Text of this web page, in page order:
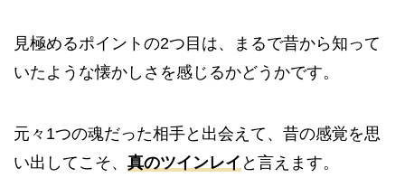
見極めるポイントの2つ目は、
まるで昔から知って
いたような懐かしさを感じるかどうかです。
元々1つの魂だった相手と出会えて、昔の感覚を思
い出してこそ、 真のツインレイ と言えます。